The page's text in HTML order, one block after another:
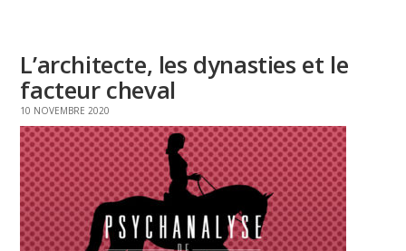
L’architecte, les dynasties et le
facteur cheval
10 NOVEMBRE 2020